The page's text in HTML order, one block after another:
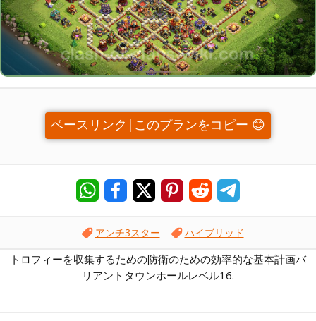
ベースリンク|このプランをコピー 😊
アンチ3スター ハイブリッド
トロフィーを収集するための防衛のための効率的な基本計画バ
リアントタウンホールレベル16.